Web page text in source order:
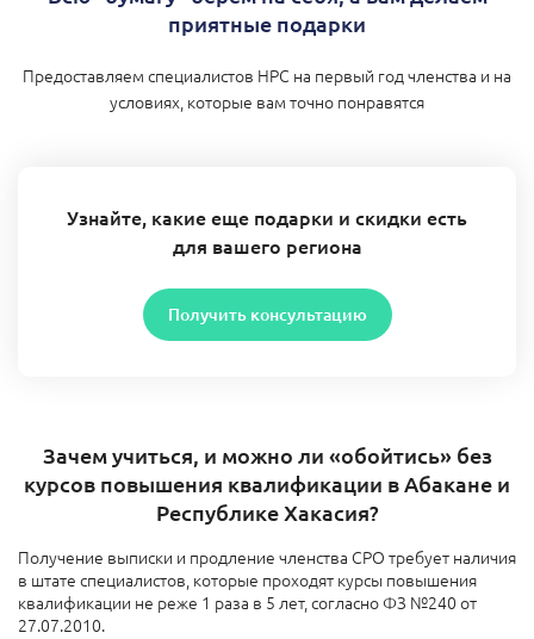
приятные подарки
Предоставляем специалистов НРС на первый год членства и на
условиях, которые вам точно понравятся
Узнайте, какие еще подарки и скидки есть
для вашего региона
Получить консультацию
Зачем учиться, и можно ли «обойтись» без
курсов повышения квалификации в Абакане и
Республике Хакасия?
Получение выписки и продление членства СРО требует наличия
в штате специалистов, которые проходят курсы повышения
квалификации не реже 1 раза в 5 лет, согласно ФЗ №240 от
27.07.2010.